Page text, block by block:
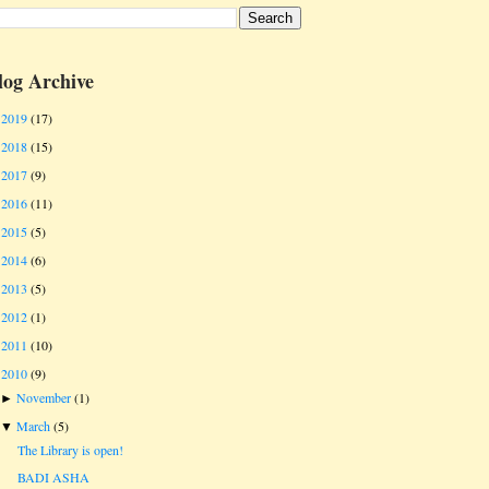
Archive
2019(17)
2018(15)
2017(9)
2016(11)
2015(5)
2014(6)
2013 (5)
2012(1)
2011 (10)
2010(9)
►November (1)
▼March (5)
The Library is open!
BADI ASHA